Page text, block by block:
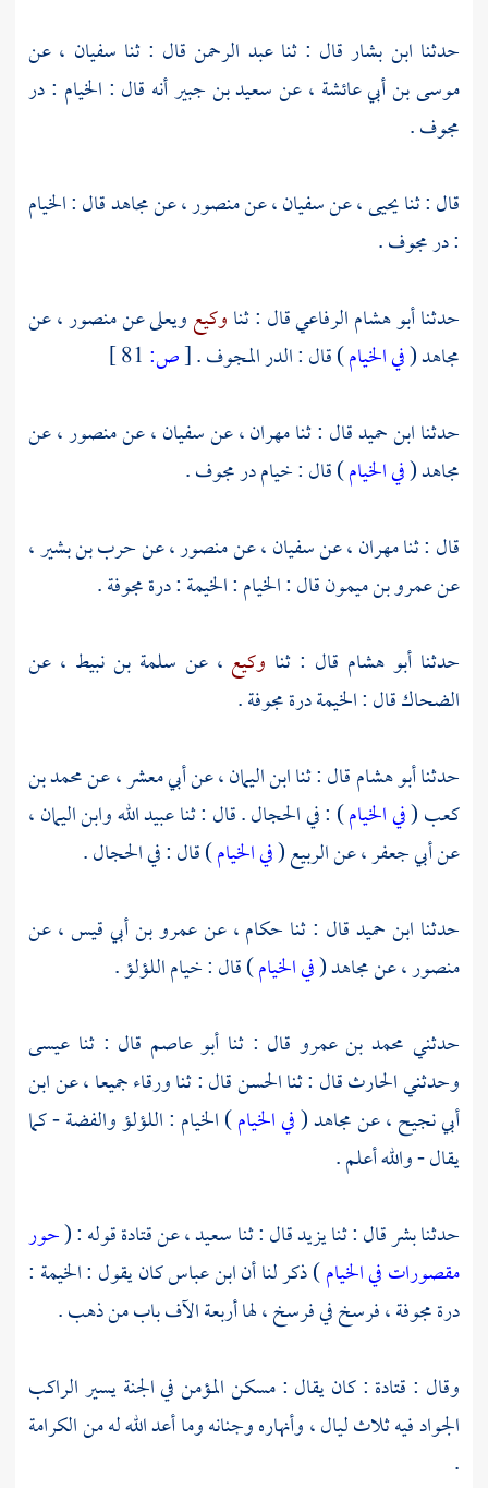
حدثنا ابن بشار قال : ثناعبد الرحمن قال : ثنا سفيان ، عن
موسى بن أبي عائشة ، عنسعيد بن جبيرأنه قال : الخيام : در
مجوف .
قال : ثنايحيى، عنسفيان، عنمنصور، عنمجاهدقال : الخيام
: در مجوف .
حدثناأبو هشام الرفاعيقال : ثناوكيعويعلىعنمنصور، عن
مجاهد(في الخيام) قال : الدر المجوف .[ص:
حدثناابن حميدقال : ثنامهران، عنسفيان، عنمنصور، عن
مجاهد(في الخيام) قال : خيام در مجوف .
قال : ثنامهران، عنسفيان، عنمنصور، عنحرب بن بشير،
عنعمرو بن ميمونقال : الخيام : الخيمة : درة مجوفة .
حدثناأبو هشام قال : ثنا وكيع ، عن سلمة بن نبيط ، عن
الضحاكقال : الخيمة درة مجوفة .
حدثناأبو هشامقال : ثناابن اليمان، عنأبي معشر، عنمحمد بن
كعب(في الخيام) : في الحجال . قال : ثناعبيد اللهوابن اليمان،
عنأبي جعفر، عنالربيع(في الخيام) قال : في الحجال .
حدثنا ابن حميدقال : ثنا حكام، عنعمرو بن أبي قيس، عن
منصور، عنمجاهد(في الخيام) قال : خيام اللؤلؤ .
حدثني محمد بن عمرو قال : ثنا أبو عاصم قال : ثنا عيسى
وحدثنيالحارثقال : ثناالحسنقال : ثناورقاءجميعا ، عنابن
أبي نجيح، عنمجاهد(في الخيام) الخيام : اللؤلؤ والفضة - كما
يقال - والله أعلم .
حدثنابشرقال : ثنايزيدقال : ثناسعيد، عنقتادةقوله : (حور
مقصورات في الخيام) ذكر لنا أنابن عباسكان يقول : الخيمة :
درة مجوفة ، فرسخ في فرسخ ، لها أربعة الآف باب من ذهب .
وقال : قتادة : كان يقال : مسكن المؤمن في الجنة يسير الراكب
الجواد فيه ثلاث ليال ، وأنهاره وجنانه وما أعد الله له من الكرامة
.